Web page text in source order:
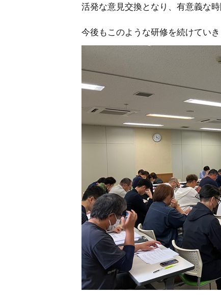
活発な意見交換となり、有意義な時
今後もこのような研修を続けていき